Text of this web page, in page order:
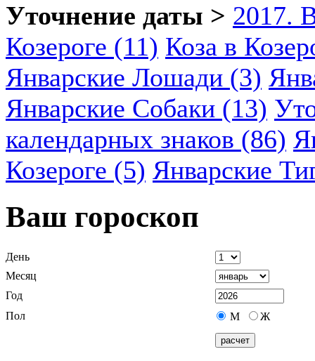
Уточнение даты > 2017.
Козероге (11) Коза в
Январские Лошади (3)
Январские Собаки (13)
календарных знаков (86)
Козероге (5) Январские
Ваш гороскоп
День
Месяц
Год
Пол
М Ж